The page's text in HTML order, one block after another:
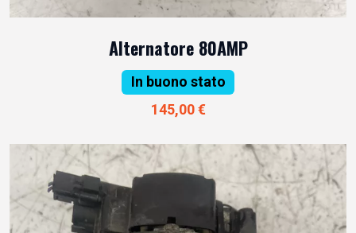
Alternatore 80AMP
In buono stato
145,00 €